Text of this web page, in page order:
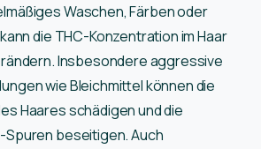
Waschen, Färben oder
die THC-Konzentration im Haar
Insbesondere aggressive
wie Bleichmittel können die
Haares schädigen und die
beseitigen. Auch